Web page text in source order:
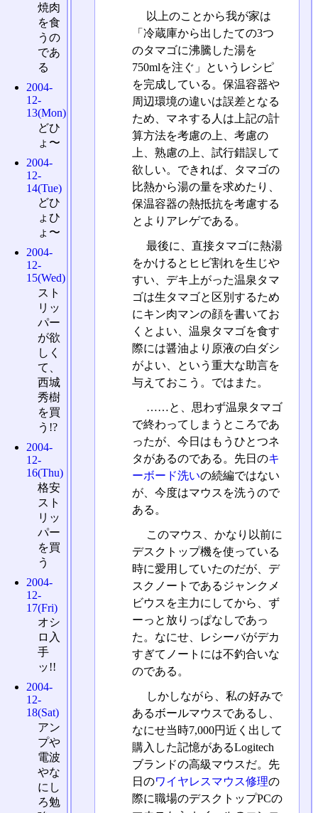
以上のことから我が家は
「冷蔵庫から出したての3つ
のタマゴに沸騰した湯を
750mlを注ぐ」というレシピ
を完成している。保温容器や
周辺環境の違いは誤差となる
ため、マネする人は上記の計
算方法を考慮の上、考慮の
上、熟慮の上、試行錯誤して
欲しい。できれば、タマゴの
比熱から湯の量を求めたり、
保温容器の熱抵抗を考慮する
とよりアレゲである。
最後に、直接タマゴに熱湯
をかけるとヒビ割れを生じや
すい、デキ上がった温泉タマ
ゴは生タマゴと区別するため
にキン肉マンの顔を書いてお
くとよい、温泉タマゴを食す
際には醤油より原液の白ダシ
がよい、という重大な助言を
与えておこう。ではまた。
……と、思わず温泉タマゴ
で終わってしまうところであ
ったが、今日はもうひとつネ
タがあるのである。先日のキ
ーボード洗いの続編ではない
が、今度はマウスを洗うので
ある。
このマウス、かなり以前に
デスクトップ機を使っている
時に愛用していたのだが、デ
スクノートであるジャンクメ
ビウスを主力にしてから、ず
ーっと放りっぱなしであっ
た。なにせ、レシーバがデカ
すぎてノートには不釣合いな
のである。
しかしながら、私の好みで
あるボールマウスであるし、
なにせ当時7,000円近く出して
購入した記憶があるLogitech
ブランドの高級マウスだ。先
日のワイヤレスマウス修理の
際に職場のデスクトップPCの
焼肉
を食
うの
であ
る
2004-
12-
13(Mon)
どひ
ょ〜
2004-
12-
14(Tue)
どひ
ょひ
ょ〜
2004-
12-
15(Wed)
スト
リッ
パー
が欲
しく
て、
西城
秀樹
を買
う!?
2004-
12-
16(Thu)
格安
スト
リッ
パー
を買
う
2004-
12-
17(Fri)
オシ
ロ入
手
ッ!!
2004-
12-
18(Sat)
アン
プや
電波
やな
にし
ろ勉